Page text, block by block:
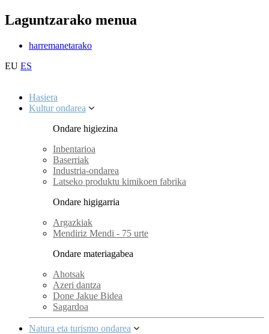
Laguntzarako menua
harremanetarako
EU ES
Hasiera
Kultur ondarea
Ondare higiezina
Inbentarioa
Baserriak
Industria-ondarea
Latseko produktu kimikoen fabrika
Ondare higigarria
Argazkiak
Mendiriz Mendi - 75 urte
Ondare materiagabea
Ahotsak
Azeri dantza
Done Jakue Bidea
Sagardoa
Natura eta turismo ondarea